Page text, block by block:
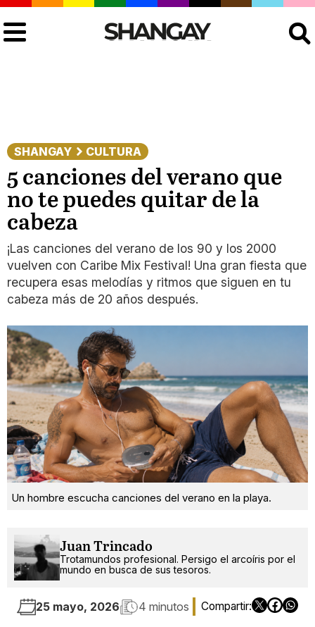
SHANGAY CULTURA
5 canciones del verano que
no te puedes quitar de la
cabeza
¡Las canciones del verano de los 90 y los 2000
vuelven con Caribe Mix Festival! Una gran fiesta que
recupera esas melodías y ritmos que siguen en tu
cabeza más de 20 años después.
Un hombre escucha canciones del verano en la playa.
Juan Trincado
Trotamundos profesional. Persigo el arcoíris por el
mundo en busca de sus tesoros.
25 mayo, 2026 4 minutos